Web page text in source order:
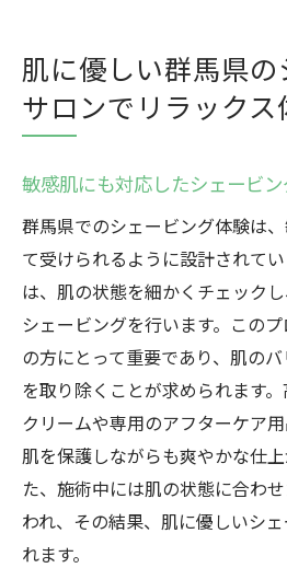
肌に優しい群馬県
サロンでリラックス
敏感肌にも対応したシェービ
群馬県でのシェービング体験は
て受けられるように設計されて
は、肌の状態を細かくチェック
シェービングを行います。この
の方にとって重要であり、肌の
を取り除くことが求められます
クリームや専用のアフターケア用
肌を保護しながらも爽やかな仕
た、施術中には肌の状態に合わ
われ、その結果、肌に優しいシ
れます。